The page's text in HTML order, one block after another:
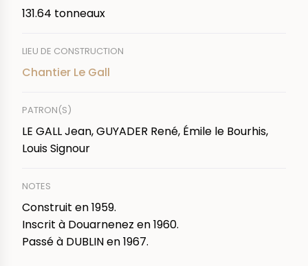
131.64 tonneaux
LIEU DE CONSTRUCTION
Chantier Le Gall
PATRON(S)
LE GALL Jean, GUYADER René, Émile le Bourhis,
Louis Signour
NOTES
Construit en 1959.
Inscrit à Douarnenez en 1960.
Passé à DUBLIN en 1967.